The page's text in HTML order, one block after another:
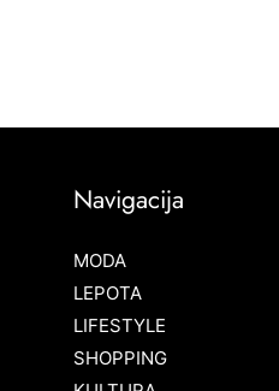
Navigacija
MODA
LEPOTA
LIFESTYLE
SHOPPING